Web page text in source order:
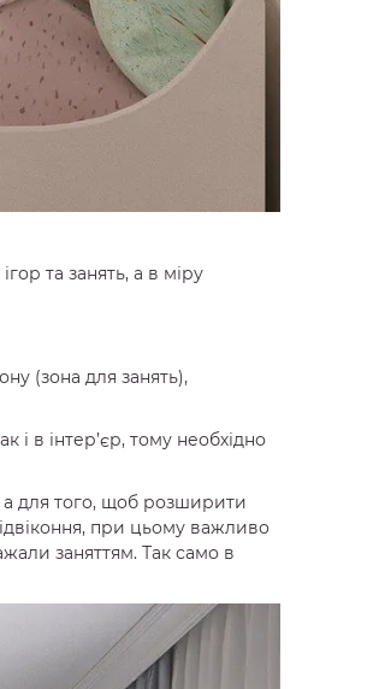
та занять, а в міру
(зона для занять),
в інтер’єр, тому необхідно
для того, щоб розширити
при цьому важливо
заняттям. Так само в